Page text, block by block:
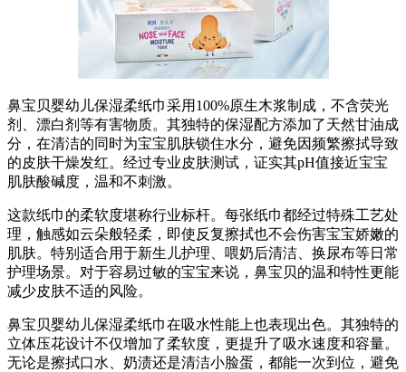
鼻宝贝婴幼儿保湿柔纸巾采用100%原生木浆制成，不含荧光
剂、漂白剂等有害物质。其独特的保湿配方添加了天然甘油成
分，在清洁的同时为宝宝肌肤锁住水分，避免因频繁擦拭导致
的皮肤干燥发红。经过专业皮肤测试，证实其pH值接近宝宝
肌肤酸碱度，温和不刺激。
这款纸巾的柔软度堪称行业标杆。每张纸巾都经过特殊工艺处
理，触感如云朵般轻柔，即使反复擦拭也不会伤害宝宝娇嫩的
肌肤。特别适合用于新生儿护理、喂奶后清洁、换尿布等日常
护理场景。对于容易过敏的宝宝来说，鼻宝贝的温和特性更能
减少皮肤不适的风险。
鼻宝贝婴幼儿保湿柔纸巾在吸水性能上也表现出色。其独特的
立体压花设计不仅增加了柔软度，更提升了吸水速度和容量。
无论是擦拭口水、奶渍还是清洁小脸蛋，都能一次到位，避免